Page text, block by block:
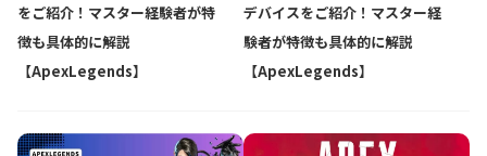
をご紹介！マスター経験者が特
徴も具体的に解説
【ApexLegends】
デバイスをご紹介！マスター経
験者が特徴も具体的に解説
【ApexLegends】